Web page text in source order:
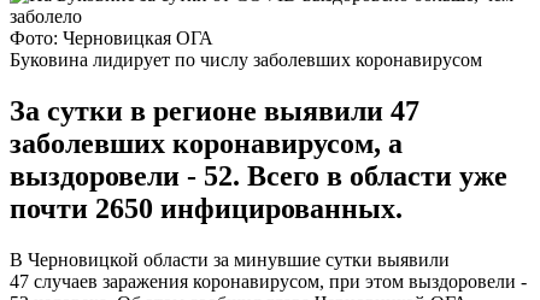
Фото: Черновицкая ОГА
Буковина лидирует по числу заболевших коронавирусом
За сутки в регионе выявили 47
заболевших коронавирусом, а
выздоровели - 52. Всего в области уже
почти 2650 инфицированных.
В Черновицкой области за минувшие сутки выявили
47 случаев заражения коронавирусом, при этом выздоровели -